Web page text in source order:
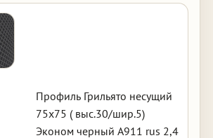
Профиль Грильято несущий
75х75 ( выс.30/шир.5)
Эконом черный А911 rus 2,4